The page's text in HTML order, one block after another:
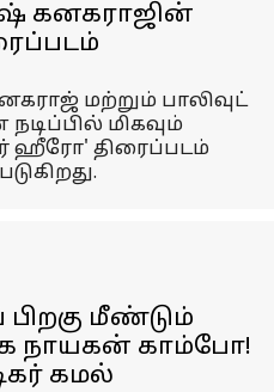
கனகராஜின்
மற்றும் பாலிவுட்
மிகவும்
ஹீரோ' திரைப்படம்
மீண்டும்
நாயகன் காம்போ!
கமல்